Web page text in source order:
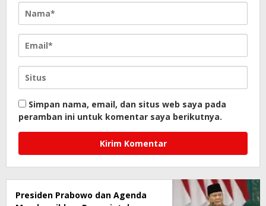
Simpan nama, email, dan situs web saya pada
peramban ini untuk komentar saya berikutnya.
Presiden Prabowo dan Agenda